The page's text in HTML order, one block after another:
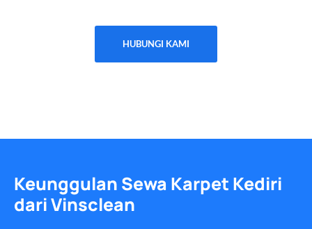
HUBUNGI KAMI
Keunggulan Sewa Karpet Kediri
dari Vinsclean